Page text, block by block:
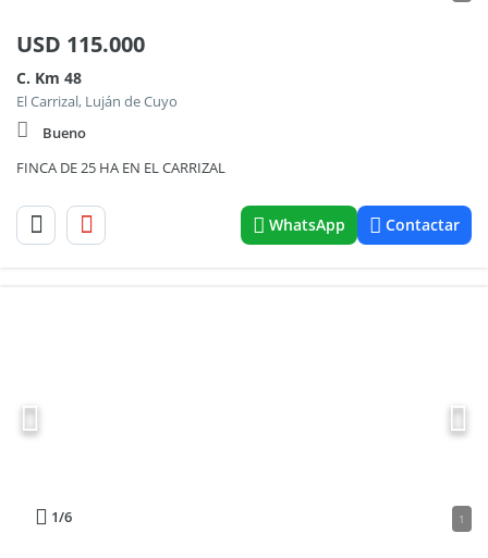
USD 115.000
C. Km 48
El Carrizal, Luján de Cuyo
Bueno
FINCA DE 25 HA EN EL CARRIZAL
WhatsApp Contactar
1/6 1